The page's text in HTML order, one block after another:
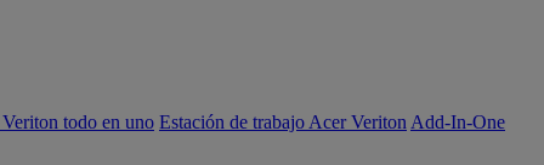
todo en uno Estación de trabajo Acer Veriton Add-In-One